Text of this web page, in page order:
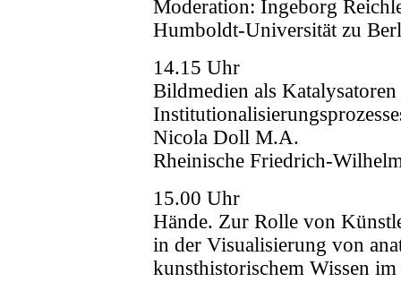
Moderation: Ingeborg
Humboldt-Universität zu
14.15 Uhr
Bildmedien als Katalysatoren
Nicola Doll M.A.
Rheinische Friedrich-
15.00 Uhr
Hände. Zur Rolle von
in der Visualisierung von
kunsthistorischem Wissen